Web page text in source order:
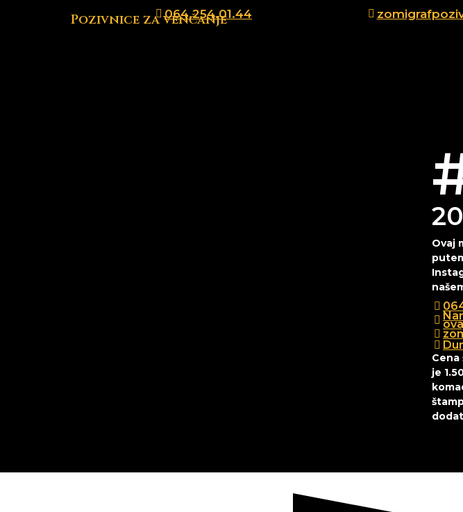
064.254.01.44
Pozivnice za venčanje
20
Ovaj
je